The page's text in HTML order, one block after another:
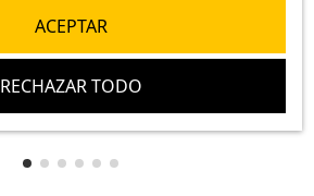
RECHAZAR TODO
ACEPTAR